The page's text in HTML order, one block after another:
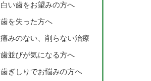
白い歯をお望みの方へ
歯を失った方へ
痛みのない、削らない治療
歯並びが気になる方へ
歯ぎしりでお悩みの方へ